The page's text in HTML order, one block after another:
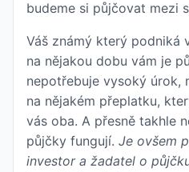
budeme si půjčovat mezi
Váš známý který podniká
na nějakou dobu vám je
nepotřebuje vysoký úrok,
na nějakém přeplatku,
vás oba. A přesně takhle
půjčky fungují. Je ovšem
investor a žadatel o